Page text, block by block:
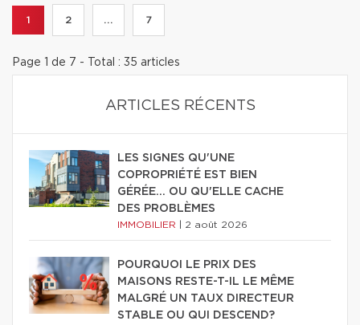
1 2 ... 7
Page 1 de 7 - Total : 35 articles
ARTICLES RÉCENTS
LES SIGNES QU'UNE
COPROPRIÉTÉ EST BIEN
GÉRÉE… OU QU'ELLE CACHE
DES PROBLÈMES
IMMOBILIER 2 août 2026
POURQUOI LE PRIX DES
MAISONS RESTE-T-IL LE MÊME
MALGRÉ UN TAUX DIRECTEUR
STABLE OU QUI DESCEND?